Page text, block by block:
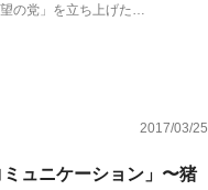
の党」を立ち上げた…
2017/03/25
ュニケーション」〜猪